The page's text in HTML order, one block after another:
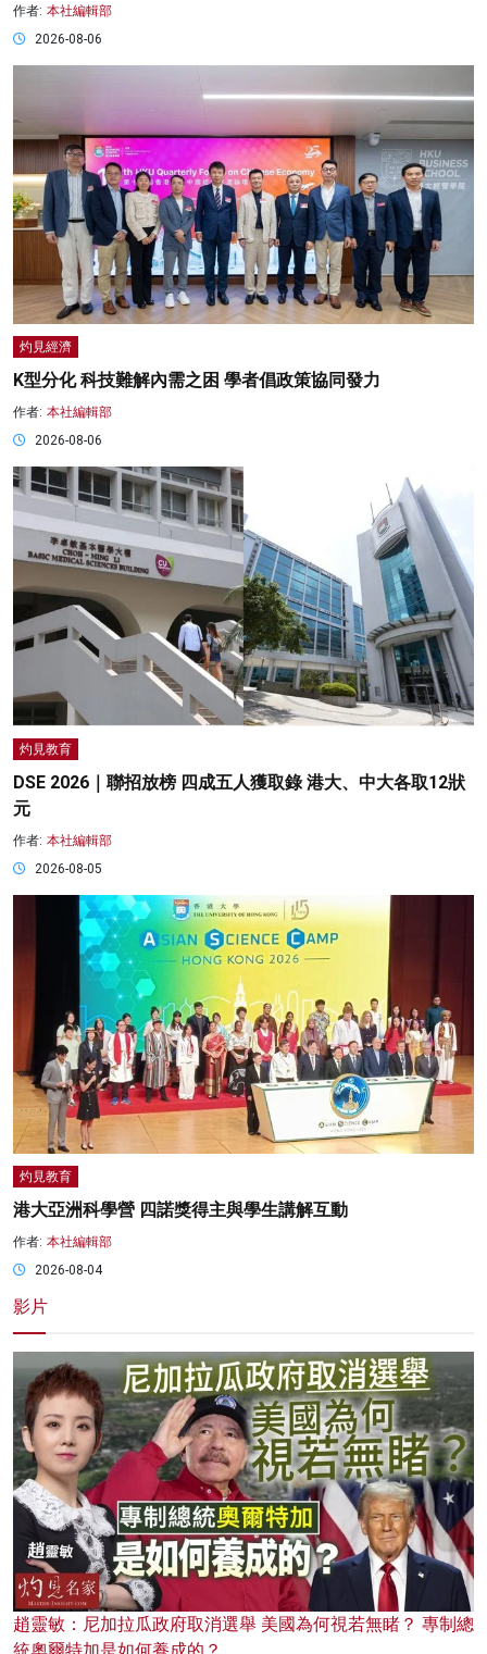
作者: 本社編輯部
2026-08-06
灼見經濟
K型分化 科技難解內需之困 學者倡政策協同發力
作者: 本社編輯部
2026-08-06
灼見教育
DSE 2026｜聯招放榜 四成五人獲取錄 港大、中大各取12狀
元
作者: 本社編輯部
2026-08-05
灼見教育
港大亞洲科學營 四諾獎得主與學生講解互動
作者: 本社編輯部
2026-08-04
影片
趙靈敏：尼加拉瓜政府取消選舉 美國為何視若無睹？ 專制總
統奧爾特加是如何養成的？